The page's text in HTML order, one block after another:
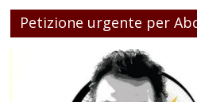
Petizione urgente per